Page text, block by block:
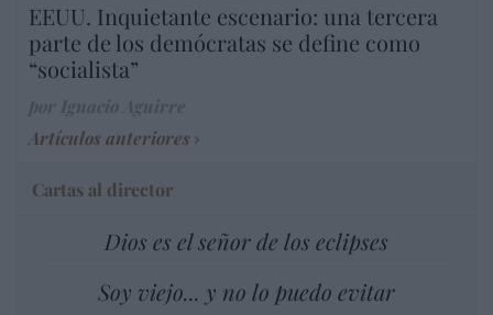
EEUU. Inquietante escenario: una tercera
parte de los demócratas se define como
“socialista”
Artículos anteriores
Cartas al director
Dios es el señor de los eclipses
Soy viejo... y no lo puedo evitar